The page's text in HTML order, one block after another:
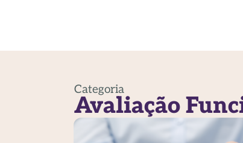
Categoria
Avaliação